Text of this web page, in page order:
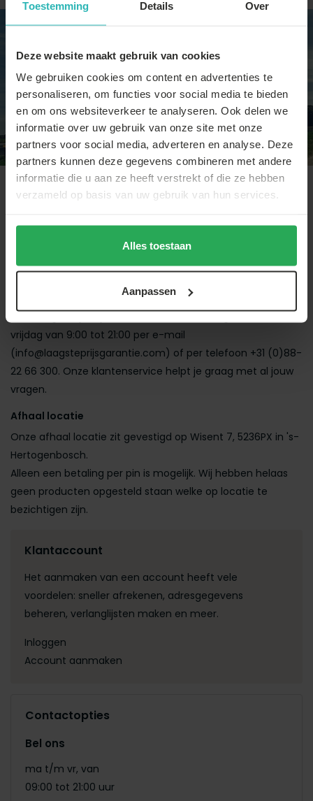
Toestemming Details Over
Deze website maakt gebruik van cookies
We gebruiken cookies om content en advertenties te
personaliseren, om functies voor social media te bieden
en om ons websiteverkeer te analyseren. Ook delen we
informatie over uw gebruik van onze site met onze
partners voor social media, adverteren en analyse. Deze
partners kunnen deze gegevens combineren met andere
informatie die u aan ze heeft verstrekt of die ze hebben
verzameld op basis van uw gebruik van hun services.
Alles toestaan
Aanpassen
Kamer van Koophandel
Kamer van Koophandel met het KvK nummer 63374498 en
BTW nummer NL855208922B01.
Voor vragen zijn wij bereikbaar van maandag tot en met
vrijdag van 9:00 tot 21:00 per e-mail
(info@laagsteprijsgarantie.com) of per telefoon +31 (0)88-
22 66 300. Onze klantenservice helpt je graag met al jouw
vragen.
Afhaal locatie
Onze afhaal locatie zit gevestigd op Wisent 7, 5236PX in 's-
Hertogenbosch.
Alleen een betaling per pin is mogelijk. Wij hebben helaas
geen producten opgesteld staan welke op locatie te
bezichtigen zijn.
Klantaccount
Het aanmaken van een account heeft vele
voordelen: sneller afrekenen, adresgegevens
beheren, verlanglijsten maken en meer.
Inloggen
Account aanmaken
Contactopties
Bel ons
ma t/m vr, van
09:00 tot 21:00 uur